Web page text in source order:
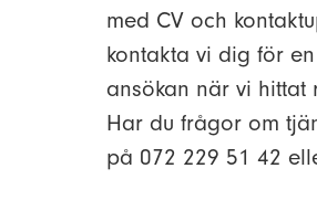
med CV och
kontakta vi dig för
ansökan när vi hittat
Har du frågor om
på 072 229 51 42